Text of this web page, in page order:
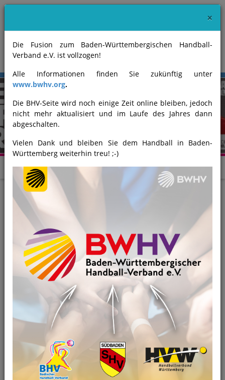
Previous Next
Urheberrechte, Datenschutz
Streitschlichtung
Wir sind nicht bereit oder verpflichtet, an
Streitbeilegungsverfahren vor einer
Verbraucherschlichtungsstelle teilzunehmen.
Haftung für Inhalte
Als Diensteanbieter sind wir gemäß § 7 Abs.1 TMG für eigene
Inhalte auf diesen Seiten nach den allgemeinen Gesetzen
verantwortlich. Nach §§ 8 bis 10 TMG sind wir als
Diensteanbieter jedoch nicht verpflichtet, übermittelte oder
gespeicherte fremde Informationen zu überwachen oder
nach Umständen zu forschen, die auf eine rechtswidrige
×
Die Fusion zum Baden-Württembergischen Handball-
Verband e.V. ist vollzogen!
Alle Informationen finden Sie zukünftig unter
www.bwhv.org.
Die BHV-Seite wird noch einige Zeit online bleiben, jedoch
nicht mehr aktualisiert und im Laufe des Jahres dann
abgeschalten.
Vielen Dank und bleiben Sie dem Handball in Baden-
Württemberg weiterhin treu! ;-)